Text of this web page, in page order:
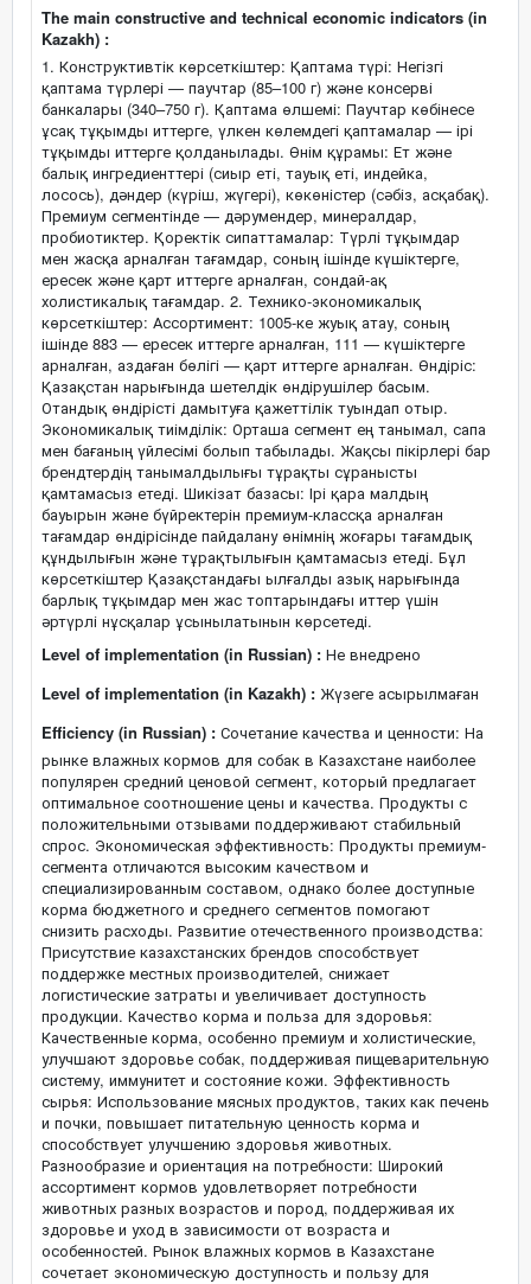
The main constructive and technical economic indicators (in
Kazakh) :
1. Конструктивтік көрсеткіштер: Қаптама түрі: Негізгі
қаптама түрлері — паучтар (85–100 г) және консерві
банкалары (340–750 г). Қаптама өлшемі: Паучтар көбінесе
ұсақ тұқымды иттерге, үлкен көлемдегі қаптамалар — ірі
тұқымды иттерге қолданылады. Өнім құрамы: Ет және
балық ингредиенттері (сиыр еті, тауық еті, индейка,
лосось), дәндер (күріш, жүгері), көкөністер (сәбіз, асқабақ).
Премиум сегментінде — дәрумендер, минералдар,
пробиотиктер. Қоректік сипаттамалар: Түрлі тұқымдар
мен жасқа арналған тағамдар, соның ішінде күшіктерге,
ересек және қарт иттерге арналған, сондай-ақ
холистикалық тағамдар. 2. Технико-экономикалық
көрсеткіштер: Ассортимент: 1005-ке жуық атау, соның
ішінде 883 — ересек иттерге арналған, 111 — күшіктерге
арналған, аздаған бөлігі — қарт иттерге арналған. Өндіріс:
Қазақстан нарығында шетелдік өндірушілер басым.
Отандық өндірісті дамытуға қажеттілік туындап отыр.
Экономикалық тиімділік: Орташа сегмент ең танымал, сапа
мен бағаның үйлесімі болып табылады. Жақсы пікірлері бар
брендтердің танымалдылығы тұрақты сұранысты
қамтамасыз етеді. Шикізат базасы: Ірі қара малдың
бауырын және бүйректерін премиум-классқа арналған
тағамдар өндірісінде пайдалану өнімнің жоғары тағамдық
құндылығын және тұрақтылығын қамтамасыз етеді. Бұл
көрсеткіштер Қазақстандағы ылғалды азық нарығында
барлық тұқымдар мен жас топтарындағы иттер үшін
әртүрлі нұсқалар ұсынылатынын көрсетеді.
Level of implementation (in Russian) : Не внедрено
Level of implementation (in Kazakh) : Жүзеге асырылмаған
Efficiency (in Russian) : Сочетание качества и ценности: На
рынке влажных кормов для собак в Казахстане наиболее
популярен средний ценовой сегмент, который предлагает
оптимальное соотношение цены и качества. Продукты с
положительными отзывами поддерживают стабильный
спрос. Экономическая эффективность: Продукты премиум-
сегмента отличаются высоким качеством и
специализированным составом, однако более доступные
корма бюджетного и среднего сегментов помогают
снизить расходы. Развитие отечественного производства:
Присутствие казахстанских брендов способствует
поддержке местных производителей, снижает
логистические затраты и увеличивает доступность
продукции. Качество корма и польза для здоровья:
Качественные корма, особенно премиум и холистические,
улучшают здоровье собак, поддерживая пищеварительную
систему, иммунитет и состояние кожи. Эффективность
сырья: Использование мясных продуктов, таких как печень
и почки, повышает питательную ценность корма и
способствует улучшению здоровья животных.
Разнообразие и ориентация на потребности: Широкий
ассортимент кормов удовлетворяет потребности
животных разных возрастов и пород, поддерживая их
здоровье и уход в зависимости от возраста и
особенностей. Рынок влажных кормов в Казахстане
сочетает экономическую доступность и пользу для